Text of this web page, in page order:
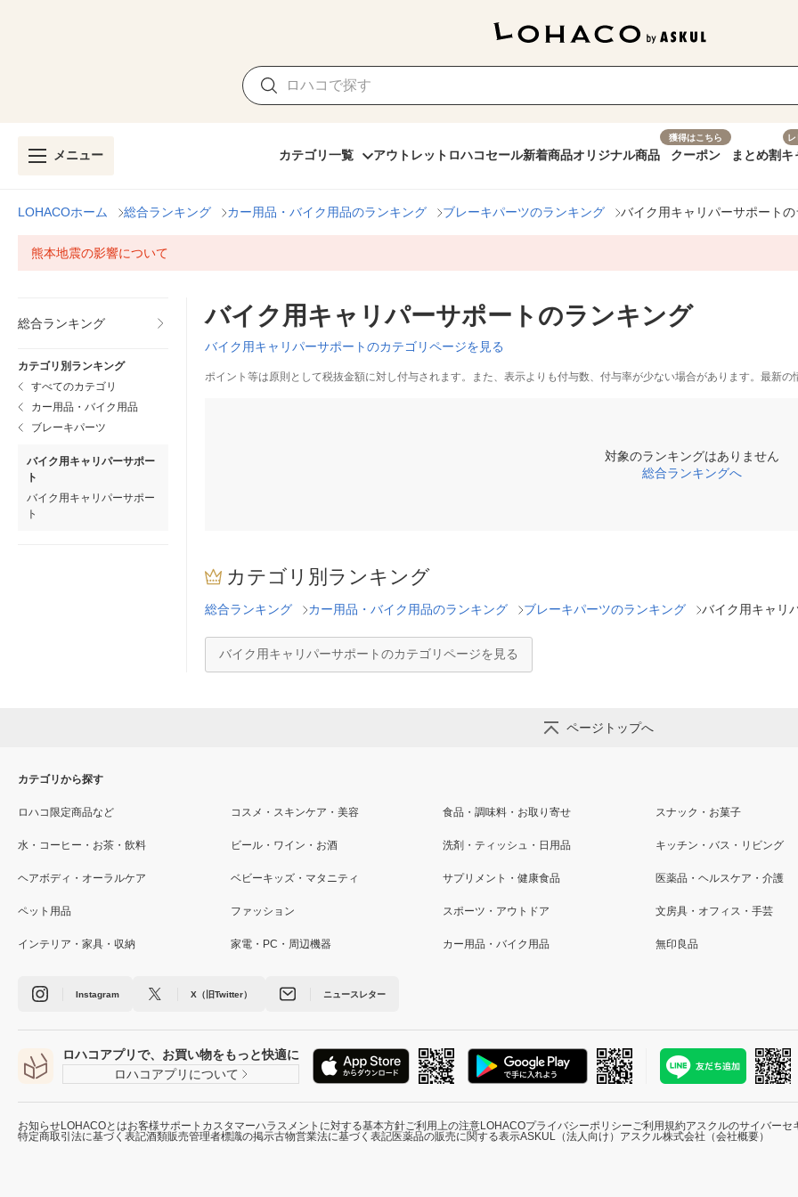
メニュー カテゴリ一覧 アウトレット ロハコセール新着商品オリジナル商品
獲得はこちら
クーポン まとめ割キ
LOHACOホーム 総合ランキング カー用品・バイク用品のランキング ブレーキパーツのランキング バイク用キャリパーサポート
熊本地震の影響について
総合ランキング
カテゴリ別ランキング
すべてのカテゴリ
カー用品・バイク用品
ブレーキパーツ
バイク用キャリパーサポー
ト
バイク用キャリパーサポー
ト
バイク用キャリパーサポートのランキング
バイク用キャリパーサポートのカテゴリページを見る
ポイント等は原則として税抜金額に対し付与されます。また、表示よりも付与数、付与率が少ない場合があります。最新の
対象のランキングはありません
総合ランキングへ
カテゴリ別ランキング
総合ランキング カー用品・バイク用品のランキング ブレーキパーツのランキング バイク用キャリ
バイク用キャリパーサポートのカテゴリページを見る
ページトップへ
カテゴリから探す
ロハコ限定商品など コスメ・スキンケア・美容 食品・調味料・お取り寄せ スナック・お菓子
水・コーヒー・お茶・飲料 ビール・ワイン・お酒 洗剤・ティッシュ・日用品 キッチン・バス・リビング
ヘアボディ・オーラルケア ベビーキッズ・マタニティ サプリメント・健康食品 医薬品・ヘルスケア・介護
ペット用品 ファッション スポーツ・アウトドア 文房具・オフィス・手芸
インテリア・家具・収納 家電・PC・周辺機器 カー用品・バイク用品 無印良品
Instagram X（旧Twitter） ニュースレター
ロハコアプリで、お買い物をもっと快適に
ロハコアプリについて
お知らせLOHACOとはお客様サポート カスタマーハラスメントに対する基本方針ご利用上の注意LOHACOプライバシーポリシーご利用規約アスクルのサイバーセ
特定商取引法に基づく表記酒類販売管理者標識の掲示古物営業法に基づく表記医薬品の販売に関する表示ASKUL（法人向け） アスクル株式会社（会社概要）